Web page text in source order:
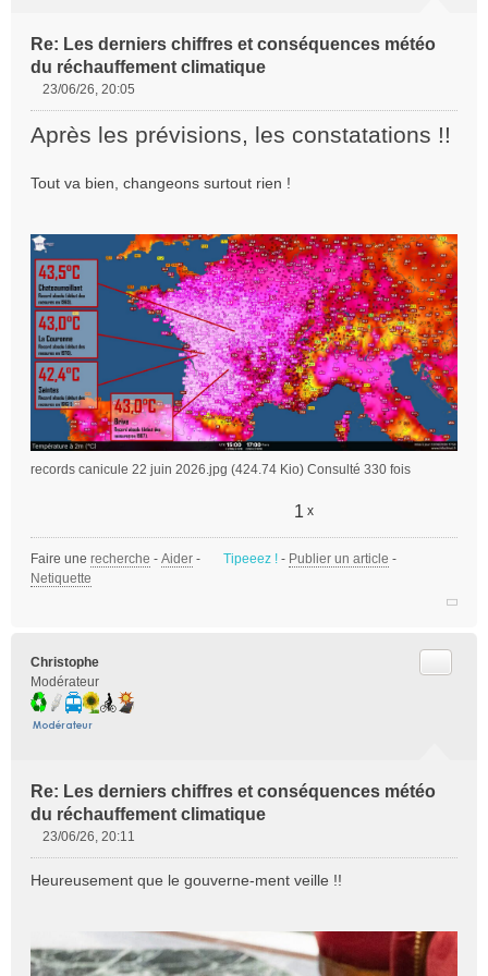
Re: Les derniers chiffres et conséquences météo
du réchauffement climatique
s
a
n
o
n
l
u
23/06/26, 20:05
Après les prévisions, les constatations !!
Tout va bien, changeons surtout rien !
records canicule 22 juin 2026.jpg (424.74 Kio) Consulté 330 fois
1 x
Faire une recherche - Aider - Tipeeez ! - Publier un article -
Netiquette
Christophe
Modérateur
Re: Les derniers chiffres et conséquences météo
du réchauffement climatique
s
g
e
23/06/26, 20:11
Heureusement que le gouverne-ment veille !!